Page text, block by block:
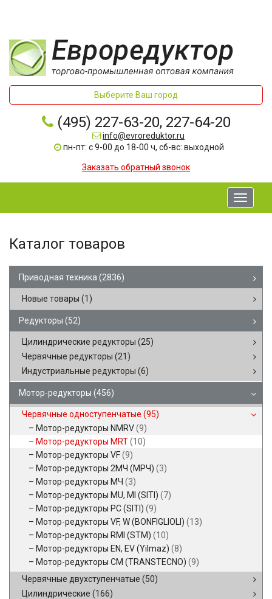
Выберите Ваш город
(495) 227-63-20, 227-64-20
info@evroreduktor.ru
пн-пт: с 9-00 до 18-00 ч, сб-вс: выходной
Заказать обратный звонок
Toggle
Каталог товаров
Приводная техника (2836)
Новые товары (1)
Редукторы (52)
Цилиндрические редукторы (25)
Червячные редукторы (21)
Индустриальные редукторы (6)
Мотор-редукторы (456)
Червячные одноступенчатые (95)
Мотор-редукторы NMRV(9)
Мотор-редукторы MRT(10)
Мотор-редукторы VF(9)
Мотор-редукторы 2МЧ (МРЧ) (3)
Мотор-редукторы МЧ (3)
Мотор-редукторы MU, MI (SITI) (7)
Мотор-редукторы PC (SITI) (9)
Мотор-редукторы VF, W (BONFIGLIOLI) (13)
Мотор-редукторы RMI (STM) (10)
Мотор-редукторы EN, EV (Yilmaz) (8)
Мотор-редукторы CM (TRANSTECNO) (9)
Червячные двухступенчатые (50)
Цилиндрические (166)